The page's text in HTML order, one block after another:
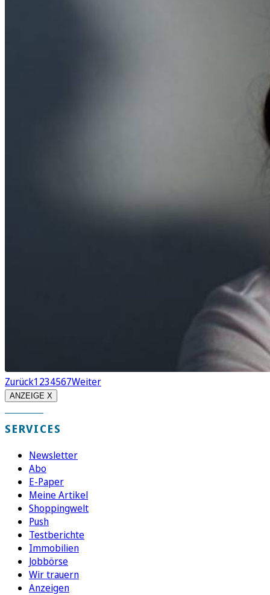
Zurück1234567Weiter
ANZEIGE X
SERVICES
Newsletter
Abo
E-Paper
Meine Artikel
Shoppingwelt
Push
Testberichte
Immobilien
Jobbörse
Wir trauern
Anzeigen